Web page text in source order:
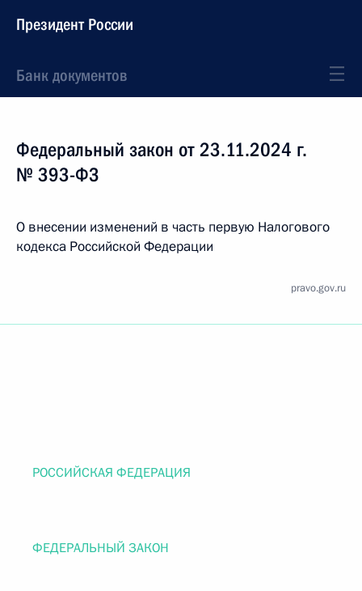
Президент России
Банк документов
Федеральный закон от 23.11.2024 г.
№ 393-ФЗ
О внесении изменений в часть первую Налогового
кодекса Российской Федерации
pravo.gov.ru
РОССИЙСКАЯ ФЕДЕРАЦИЯ
ФЕДЕРАЛЬНЫЙ ЗАКОН